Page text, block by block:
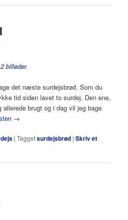
2 billeder.
det næste surdejsbrød. Som du
tid siden lavet to surdej. Den ene,
brugt og i dag vil jeg bage
→
|Taggetsurdejsbrød |Skriv et